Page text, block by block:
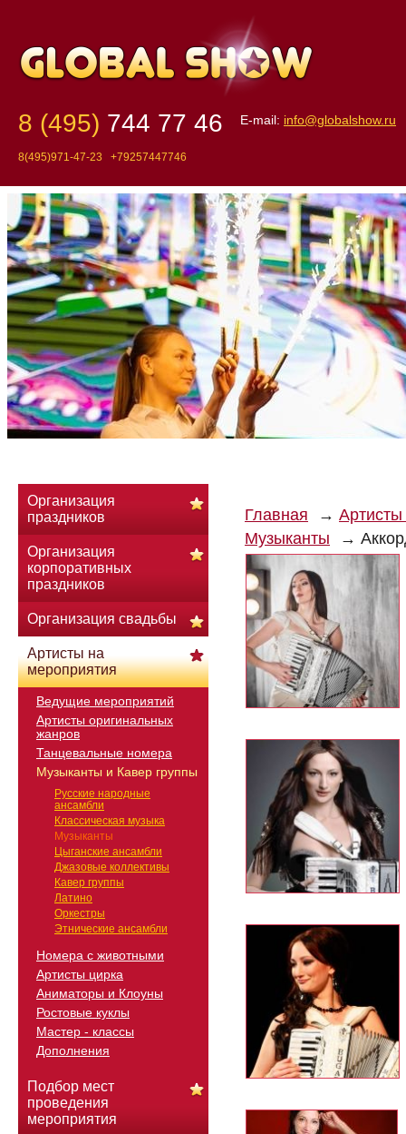
8 (495) 744 77 46
8(495)971-47-23 +79257447746
E-mail: info@globalshow.ru
Главная
Музыканты
Организация
праздников
Организация
корпоративных
праздников
Организация свадьбы
Артисты на
мероприятия
Ведущие мероприятий
Артисты оригинальных
жанров
Танцевальные номера
Музыканты и Кавер группы
Русские народные
ансамбли
Классическая музыка
Музыканты
Цыганские ансамбли
Джазовые коллективы
Кавер группы
Латино
Оркестры
Этнические ансамбли
Номера с животными
Артисты цирка
Аниматоры и Клоуны
Ростовые куклы
Мастер - классы
Дополнения
Подбор мест
проведения
мероприятия